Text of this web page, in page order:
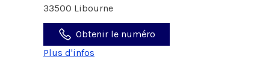
33500 Libourne
Obtenir le numéro
Plus d'infos